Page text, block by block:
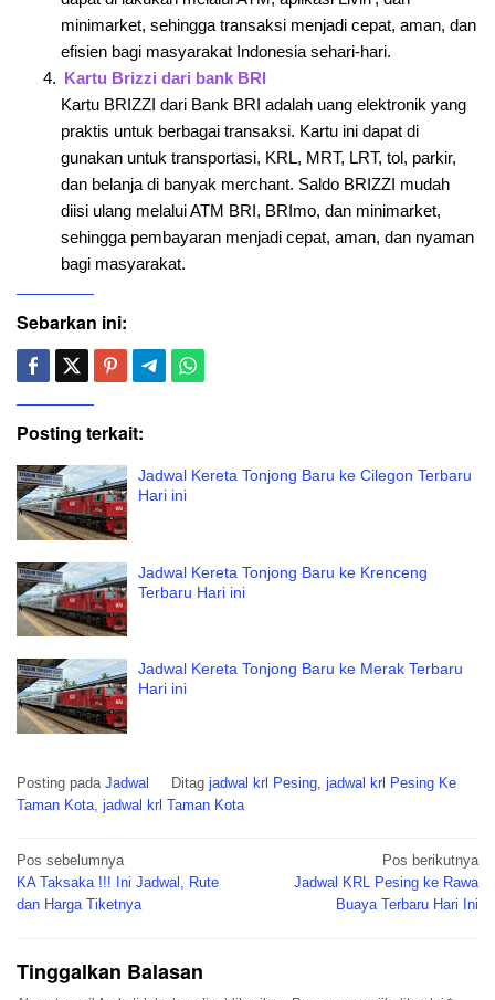
minimarket, sehingga transaksi menjadi cepat, aman, dan
efisien bagi masyarakat Indonesia sehari-hari.
Kartu Brizzi dari bank BRI
Kartu BRIZZI dari Bank BRI adalah uang elektronik yang
praktis untuk berbagai transaksi. Kartu ini dapat di
gunakan untuk transportasi, KRL, MRT, LRT, tol, parkir,
dan belanja di banyak merchant. Saldo BRIZZI mudah
diisi ulang melalui ATM BRI, BRImo, dan minimarket,
sehingga pembayaran menjadi cepat, aman, dan nyaman
bagi masyarakat.
Sebarkan ini:
Posting terkait:
Jadwal Kereta Tonjong Baru ke Cilegon Terbaru
Hari ini
Jadwal Kereta Tonjong Baru ke Krenceng
Terbaru Hari ini
Jadwal Kereta Tonjong Baru ke Merak Terbaru
Hari ini
Posting pada Jadwal Ditag jadwal krl Pesing jadwal krl Pesing Ke
Taman Kota jadwal krl Taman Kota
Navigasi
pos
Pos sebelumnya
KA Taksaka !!! Ini Jadwal, Rute
dan Harga Tiketnya
Pos berikutnya
Jadwal KRL Pesing ke Rawa
Buaya Terbaru Hari Ini
Tinggalkan Balasan